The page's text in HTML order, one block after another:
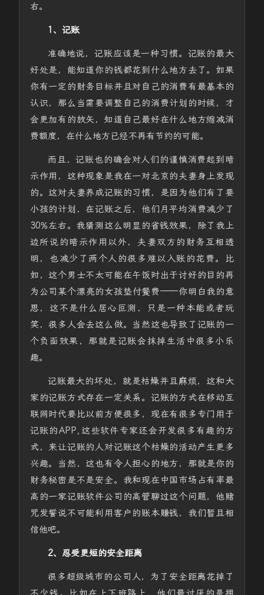
右。
1、记账
准确地说，记账应该是一种习惯。记账的最大
好处是，能知道你的钱都花到什么地方去了。如果
你有一定的财务目标并且对自己的消费有最基本的
认识，那么当需要调整自己的消费计划的时候，才
会更加有的放矢，知道自己最好在什么地方缩减消
费额度，在什么地方已经不再有节约的可能。
而且，记账也的确会对人们的谨慎消费起到暗
示作用，这种现象是我在一对北京的夫妻身上发现
的。这对夫妻养成记账的习惯，是因为他们有了要
小孩的计划，在记账之后，他们月平均消费减少了
30%左右。我猜测这么明显的省钱效果，除了我上
边所说的暗示作用以外，夫妻双方的财务互相透
明，也减少了两个人的很多难以入账的花费。比
如，这个男士不太可能在午饭时出于讨好的目的再
为公司某个漂亮的女孩垫付餐费——你明白我的意
思，这不是什么居心叵测，只是一种本能或者玩
笑，很多人会去这么做。当然这也导致了记账的一
个负面效果，那就是记账会抹掉生活中很多小乐
趣。
记账最大的坏处，就是枯燥并且麻烦，这和大
家的记账方式存在一定关系。记账的方式在移动互
联网时代要比以前方便很多，现在有很多专门用于
记账的APP,这些软件专家还会开发很多有趣的方
式，来让记账的人对记账这个枯燥的活动产生更多
兴趣。当然，这也有令人担心的地方，那就是你的
财务秘密是不是安全。我和现在中国市场占有率最
高的一家记账软件公司的高管聊过这个问题，他赌
咒发誓说不可能利用客户的账本赚钱，我们暂且相
信他吧。
2、忍受更短的安全距离
很多超级城市的公司人，为了安全距离花掉了